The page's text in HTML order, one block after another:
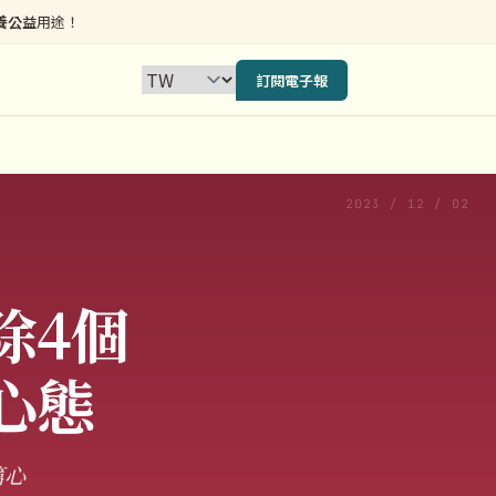
公益用途！
訂閱電子報
2023 / 12 / 02
4個
態